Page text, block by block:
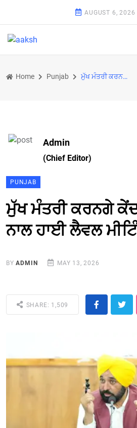
AUGUST 6, 2026
Home Punjab ਮੁੱਖ ਮੰਤਰੀ ਕਰਨਗੇ ਕੇਂਦਰੀ ਮੰਤਰੀਆਂ ਨਾਲ ਹਾਈ ਲੈਵਲ ਮੀਟਿੰਗ
Admin
(Chief Editor)
PUNJAB
ਮੁੱਖ ਮੰਤਰੀ ਕਰਨਗੇ
ਨਾਲ ਹਾਈ ਲੈਵਲ
BYADMIN MAY 13, 2026
SHARE: 1,509